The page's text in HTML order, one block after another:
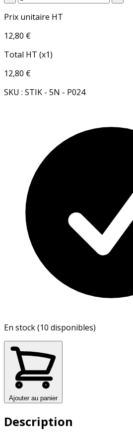
Prix unitaire HT
12,80 €
Total HT (x1)
12,80 €
SKU : STIK - 5N - P024
En stock (10 disponibles)
Ajouter au panier
Description